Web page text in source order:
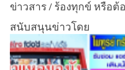
ข่าวสาร / ร้องทุกข์ หรือ
สนับสนุนข่าวโดย